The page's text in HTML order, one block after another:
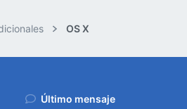
OS X
Último mensaje